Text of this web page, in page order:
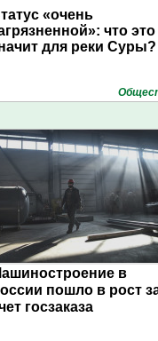
«очень
что это
для реки Суры?
в
пошло в рост
госзаказа